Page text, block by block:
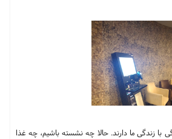
با زندگی ما دارند. حالا چه نشسته باشیم، چه غذا